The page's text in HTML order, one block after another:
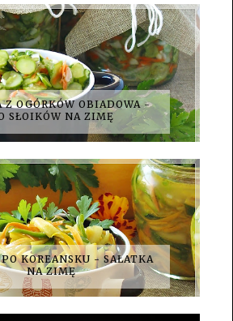
Z OGÓRKÓW OBIADOWA -
SŁOIKÓW NA ZIMĘ
KOREANSKU - SAŁATKA
NA ZIMĘ